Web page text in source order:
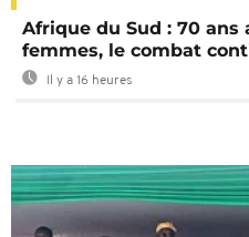
Afrique du Sud : 70 ans
femmes, le combat
Il y a 16 heures